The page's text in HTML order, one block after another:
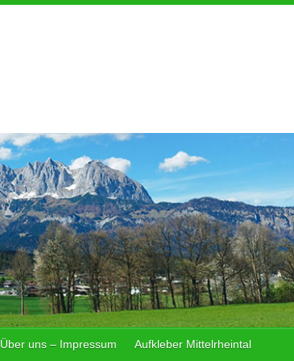
Über uns – Impressum Aufkleber Mittelrheintal